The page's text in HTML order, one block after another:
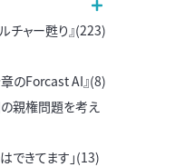
チャー甦り』(223)
のForcast AI』(8)
親権問題を考え
できてます」(13)